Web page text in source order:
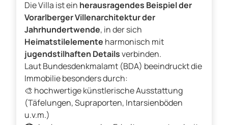
Die Villa ist ein herausragendes Beispiel der
Vorarlberger Villenarchitektur der
Jahrhundertwende, in der sich
Heimatstilelemente harmonisch mit
jugendstilhaften Detailsverbinden.
Laut Bundesdenkmalamt (BDA) beeindruckt die
Immobilie besonders durch:
🎨 hochwertige künstlerische Ausstattung
(Täfelungen, Supraporten, Intarsienböden
u.v.m.)